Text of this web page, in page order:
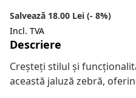
Salvează 18.00 Lei (- 8%)
Incl. TVA
Descriere
Creșteți stilul și
această jaluză zebră,